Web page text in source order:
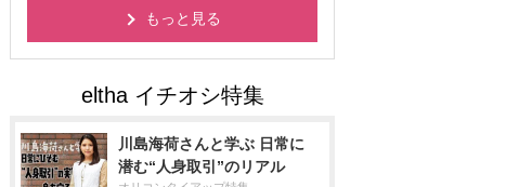
もっと見る
川島海荷さんと学ぶ 日常に
潜む“人身取引”のリアル